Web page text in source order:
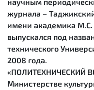
журнала –
имени академика
выпускался под
технического
2008 года.
«ПОЛИТЕХНИЧЕСКИЙ
Министерстве